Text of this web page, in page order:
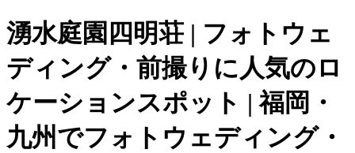
湧水庭園四明荘 | フォトウェ
ディング・前撮りに人気のロ
ケーションスポット | 福岡・
九州でフォトウェディング・